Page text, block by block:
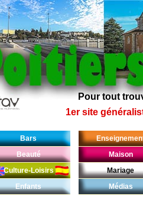
Pour tout
1er site
Bars
Beauté
Culture-Loisirs
Enfants
Maison
Mariage
Médias